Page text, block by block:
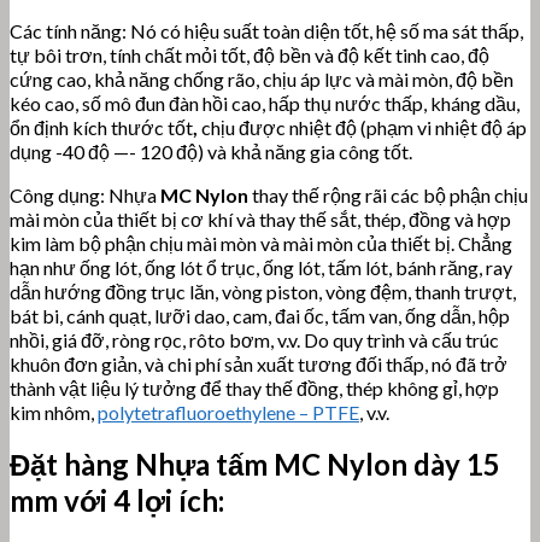
Các tính năng: Nó có hiệu suất toàn diện tốt, hệ số ma sát thấp,
tự bôi trơn, tính chất mỏi tốt, độ bền và độ kết tinh cao, độ
cứng cao, khả năng chống rão, chịu áp lực và mài mòn, độ bền
kéo cao, số mô đun đàn hồi cao, hấp thụ nước thấp, kháng dầu,
ổn định kích thước tốt chịu được nhiệt độ (phạm vi nhiệt độ áp
dụng -40 độ —- 120 độ) và khả năng gia công tốt.
Công dụng: Nhựa MC Nylon thay thế rộng rãi các bộ phận chịu
mài mòn của thiết bị cơ khí và thay thế sắt, thép, đồng và hợp
kim làm bộ phận chịu mài mòn và mài mòn của thiết bị. Chẳng
hạn như ống lót, ống lót ổ trục, ống lót, tấm lót, bánh răng, ray
dẫn hướng đồng trục lăn, vòng piston, vòng đệm, thanh trượt,
bát bi, cánh quạt, lưỡi dao, cam, đai ốc, tấm van, ống dẫn, hộp
nhồi, giá đỡ, ròng rọc, rôto bơm, v.v. Do quy trình và cấu trúc
khuôn đơn giản, và chi phí sản xuất tương đối thấp, nó đã trở
thành vật liệu lý tưởng để thay thế đồng, thép không gỉ, hợp
kim nhôm, polytetrafluoroethylene – PTFE , v.v.
Đặt hàng Nhựa tấm MC Nylon dày 15
mm với 4 lợi ích: